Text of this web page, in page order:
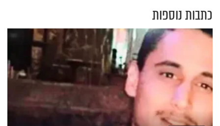
כתבות נוספות